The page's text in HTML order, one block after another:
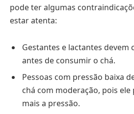
pode ter algumas
estar atenta:
Gestantes e lactantes
antes de consumir o chá.
Pessoas com pressão baixa
chá com moderação, pois
mais a pressão.